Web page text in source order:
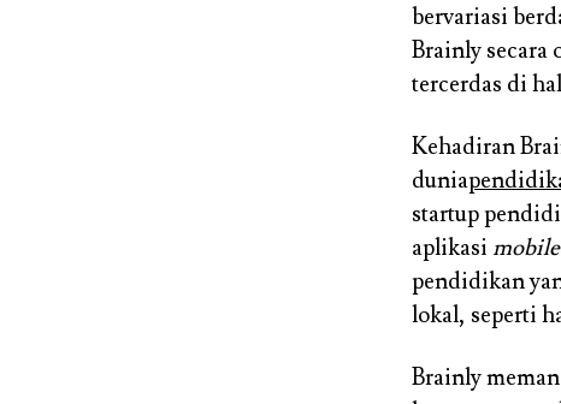
bervariasi
Brainly secara
tercerdas di
Kehadiran
dunia
startup
aplikasi mobile
pendidikan
lokal, seperti
Brainly